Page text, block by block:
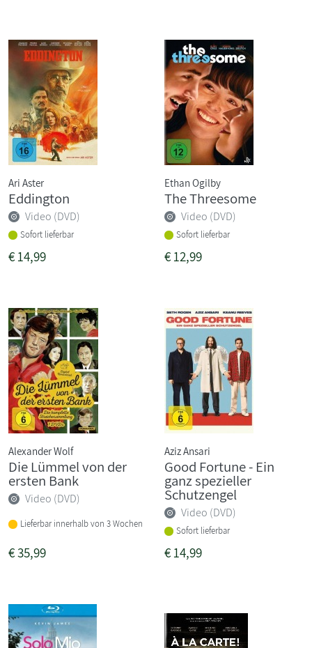
Ari Aster
Eddington
Video (DVD)
Sofort lieferbar
€14,99
Ethan Ogilby
The Threesome
Video (DVD)
Sofort lieferbar
€12,99
Alexander Wolf
Die Lümmel von der
ersten Bank
Video (DVD)
Lieferbar innerhalb von 3 Wochen
€35,99
Aziz Ansari
Good Fortune - Ein
ganz spezieller
Schutzengel
Video (DVD)
Sofort lieferbar
€14,99